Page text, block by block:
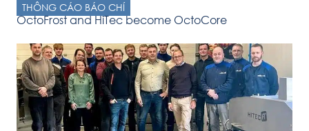
THÔNG CÁO BÁO CHÍ
OctoFrost and HiTec become OctoCore